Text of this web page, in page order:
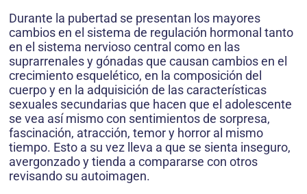
Durante la pubertad se presentan los mayores
cambios en el sistema de regulación hormonal tanto
en el sistema nervioso central como en las
suprarrenales y gónadas que causan cambios en el
crecimiento esquelético, en la composición del
cuerpo y en la adquisición de las características
sexuales secundarias que hacen que el adolescente
se vea así mismo con sentimientos de sorpresa,
fascinación, atracción, temor y horror al mismo
tiempo. Esto a su vez lleva a que se sienta inseguro,
avergonzado y tienda a compararse con otros
revisando su autoimagen.